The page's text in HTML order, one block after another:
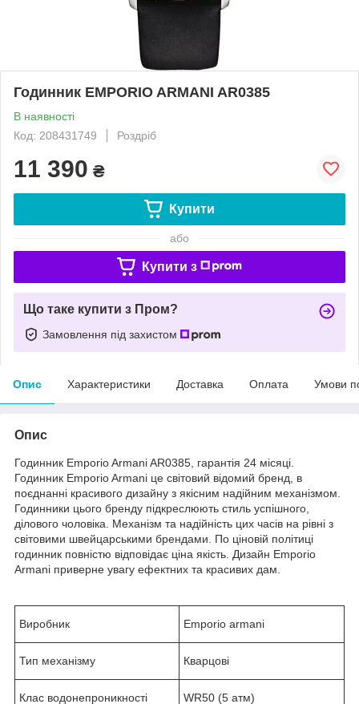
Годинник EMPORIO ARMANI AR0385
В наявності
Код: 208431749
Роздріб
11 390 ₴
Купити
або
Купити з
Що таке купити з Пром?
Замовлення під захистом
Опис Характеристики Доставка Оплата Умови
Опис
Годинник Emporio Armani AR0385, гарантія 24 місяці.
Годинник Emporio Armani це світовий відомий бренд, в
поєднанні красивого дизайну з якісним надійним механізмом.
Годинники цього бренду підкреслюють стиль успішного,
ділового чоловіка. Механізм та надійність цих часів на рівні з
світовими швейцарськими брендами. По ціновій політиці
годинник повністю відповідає ціна якість. Дизайн Emporio
Armani приверне увагу ефектних та красивих дам.
Виробник Emporio armani
Тип механізму Кварцові
Клас водонепроникності WR50 (5 атм)